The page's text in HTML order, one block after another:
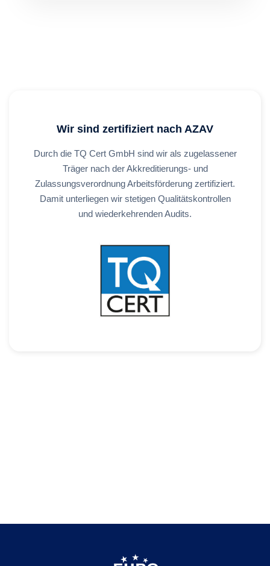
Wir sind zertifiziert nach AZAV
Durch die TQ Cert GmbH sind wir als zugelassener
Träger nach der Akkreditierungs- und
Zulassungsverordnung Arbeitsförderung zertifiziert.
Damit unterliegen wir stetigen Qualitätskontrollen
und wiederkehrenden Audits.